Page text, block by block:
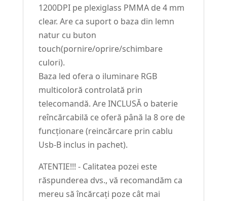
1200DPI pe plexiglass PMMA de 4 mm
clear. Are ca suport o baza din lemn
natur cu buton
touch(pornire/oprire/schimbare
culori).
Baza led ofera o iluminare RGB
multicoloră controlată prin
telecomandă. Are INCLUSĂ o baterie
reîncărcabilă ce oferă până la 8 ore de
funcționare (reincărcare prin cablu
Usb-B inclus in pachet).
ATENTIE!!! - Calitatea pozei este
răspunderea dvs., vă recomandăm ca
mereu să încărcați poze cât mai